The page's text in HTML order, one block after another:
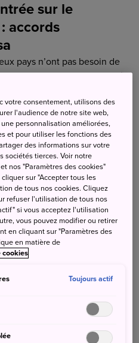
sur le
accords
pays n’ont pas besoin de
un laps de temps limité,
des pays France, Belgique,
de visa dans le cas
du tourisme à condition
pas 90 jours et de
un passeport valide.
réciproque de visa»
Mexique,Suisseet
maximum
: Andorre,
votre consentement, utilisons des
l'audience de notre site web,
personnalisation améliorées,
et pour utiliser les fonctions des
des informations sur votre
sociétés tierces. Voir notre
nos "Paramètres des cookies"
sur "Accepter tous les
de tous nos cookies. Cliquez
refuser l'utilisation de tous nos
si vous acceptez l'utilisation
vous pouvez modifier ou retirer
en cliquant sur "Paramètres des
en matière de
cookies
Toujours actif